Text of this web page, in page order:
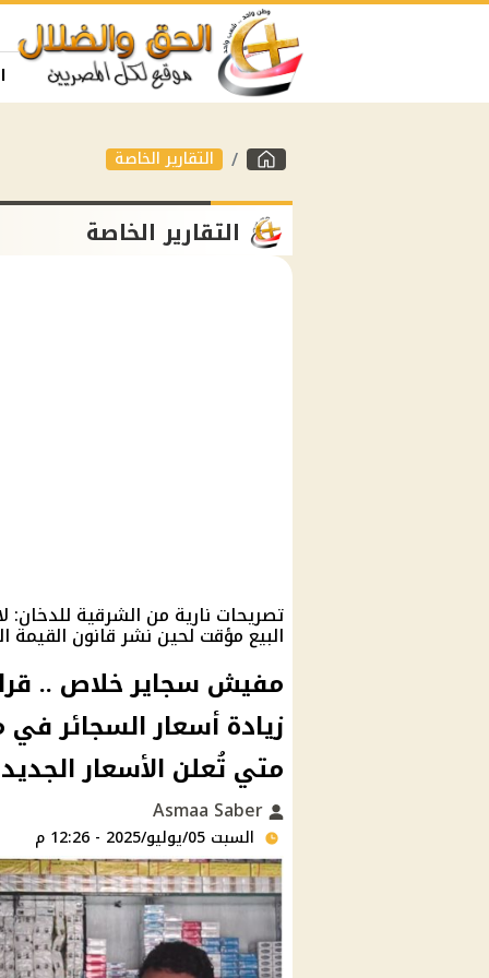
التقارير الخاصة
التقارير الخاصة
تصريحات نارية من الشرقية
البيع مؤقت لحين نشر قانون القيمة
مفيش سجاير خلاص ..
زيادة أسعار السجائر
متي تُعلن الأسعار
السبت 05/يوليو/2025 - 12:26 م